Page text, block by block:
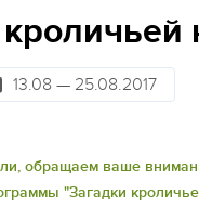
ТУРА ЧАСТЯМИ
13.08 — 25.08.2017
обращаем ваше
"Загадки